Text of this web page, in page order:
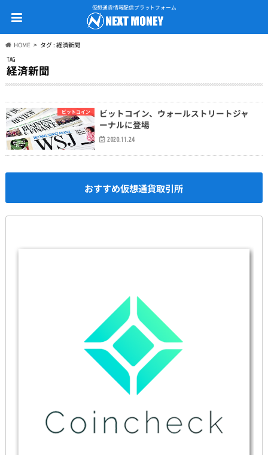
仮想通貨情報配信プラットフォーム
HOME タグ : 経済新聞
TAG
経済新聞
ビットコイン
ビットコイン、ウォールストリートジャ
ーナルに登場
2020.11.24
おすすめ仮想通貨取引所